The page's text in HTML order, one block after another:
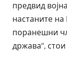
предвид
настаните на
поранешни
држава“,